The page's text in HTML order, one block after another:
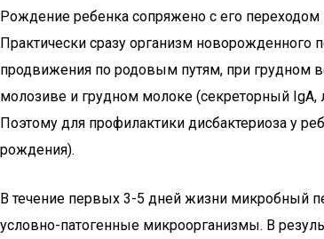
Рождение ребенка сопряжено с его
Практически сразу организм новорожденного
продвижения по родовым путям, при грудном
молозиве и грудном молоке (секреторный
Поэтому для профилактики дисбактериоза у
рождения).
В течение первых 3-5 дней жизни микробный
условно-патогенные микроорганизмы. В